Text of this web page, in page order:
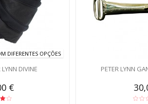
DIFERENTES OPÇÕES
LYNN DIVINE
€
PETER LYNN